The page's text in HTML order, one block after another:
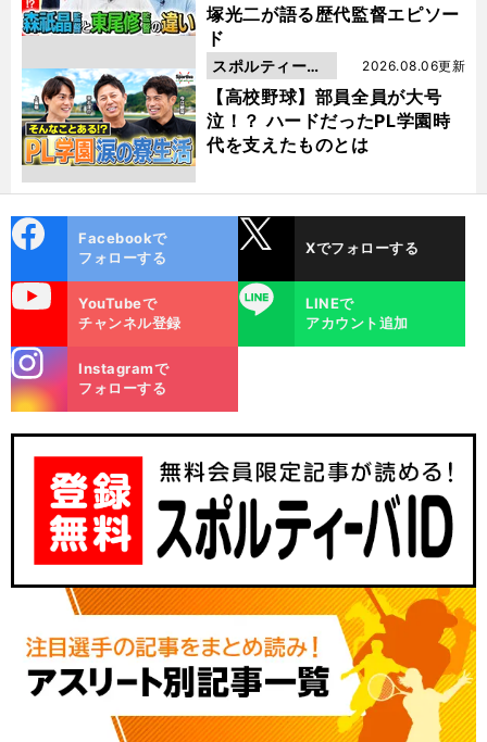
塚光二が語る歴代監督エピソー
ド
【高校野球】部員全員が大号
泣！？ ハードだったPL学園時
代を支えたものとは
2026.08.06更新
スポルティーバ
動画
ok
Facebookで
フォローする
Xでフォローする
YouTubeで
チャンネル登録
LINE
LINEで
アカウント追加
m
Instagramで
フォローする